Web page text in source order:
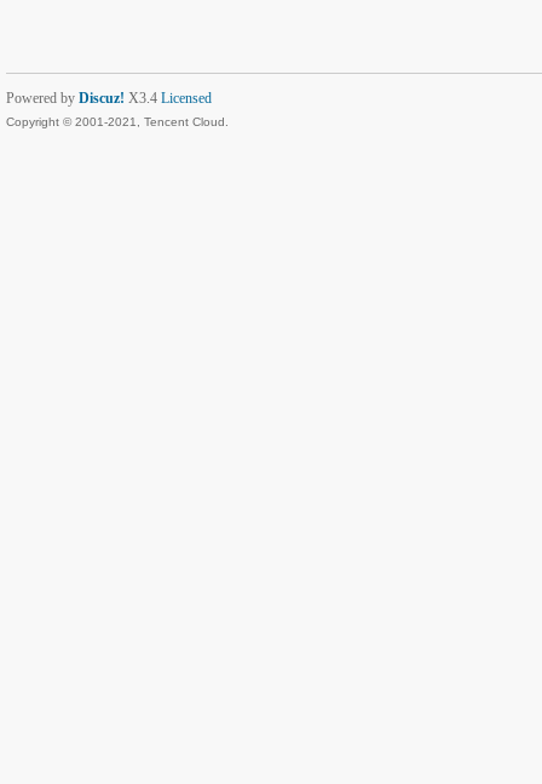
Powered by Discuz! X3.4 Licensed
Copyright © 2001-2021, Tencent Cloud.